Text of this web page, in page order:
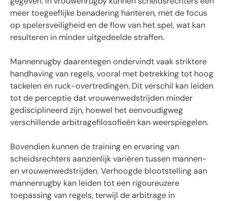
meer toegeeflijke benadering hanteren, met de focus
op spelersveiligheid en de flow van het spel, wat kan
resulteren in minder uitgedeelde straffen.
Mannenrugby daarentegen ondervindt vaak striktere
handhaving van regels, vooral met betrekking tot hoog
tackelen en ruck-overtredingen. Dit verschil kan leiden
tot de perceptie dat vrouwenwedstrijden minder
gedisciplineerd zijn, hoewel het eenvoudigweg
verschillende arbitragefilosofieën kan weerspiegelen.
Bovendien kunnen de training en ervaring van
scheidsrechters aanzienlijk variëren tussen mannen-
en vrouwenwedstrijden. Verhoogde blootstelling aan
mannenrugby kan leiden tot een rigoureuzere
toepassing van regels, terwijl de arbitrage in